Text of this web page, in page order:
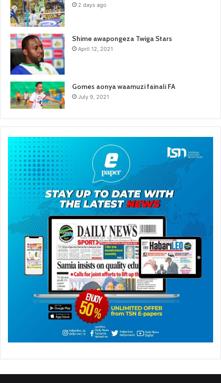
2 days ago
Shime awapongeza Twiga Stars
April 12, 2021
Gomes aonya waamuzi fainali FA
July 9, 2021